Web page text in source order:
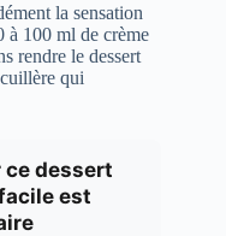
la sensation
à 100 ml de crème
rendre le dessert
qui
ce dessert
est